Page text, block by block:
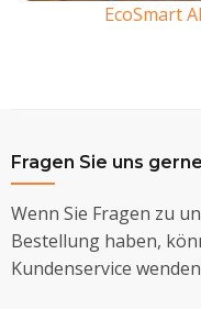
EcoSmart
Fragen Sie uns gerne
Wenn Sie Fragen zu
Bestellung haben,
Kundenservice